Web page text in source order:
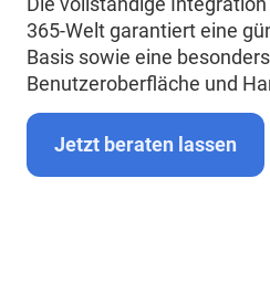
365-Welt garantiert eine
Basis sowie eine
Benutzeroberfläche und
Jetzt beraten lassen